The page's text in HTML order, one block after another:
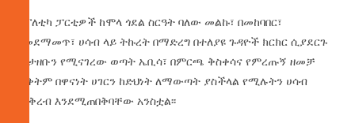
የፖለቲካ ፓርቲዎች ከሞላ ጎደል ስርዓት ባለው መልኩ፣ በመከባበር፣
በመደማመጥ፣ ሀሳብ ላይ ትኩረት በማድረግ በተለያዩ ጉዳዮች ክርክር ሲያደርጉ
መታዘቡን የሚናገረው ወጣት ኤቢሳ፣ በምርጫ ቅስቀሳና የምረጡኝ ዘመቻ
ወቅትም በዋናነት ሀገርን ከድህነት ለማውጣት ያስችላል የሚሉትን ሀሳብ
ማቅረብ እንደሚጠበቅባቸው አንስቷል፡፡